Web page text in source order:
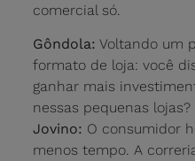
comercial só.
Gôndola: Voltando um
formato de loja: você
ganhar mais
nessas pequenas lojas?
Jovino: O consumidor
menos tempo. A